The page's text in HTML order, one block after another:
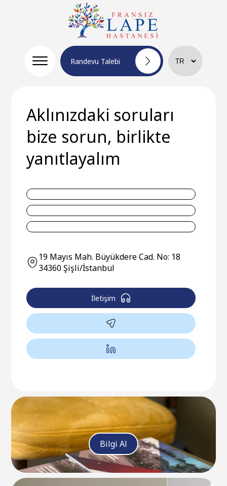
Randevu Talebi
Aklınızdaki soruları
bize sorun, birlikte
yanıtlayalım
19 Mayıs Mah. Büyükdere Cad. No: 18
34360 Şişli/İstanbul
İletişim
Bilgi Al